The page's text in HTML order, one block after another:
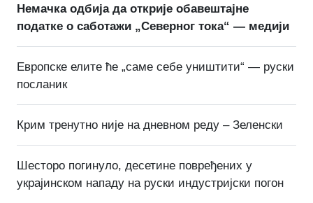
Немачка одбија да открије обавештајне
податке о саботажи „Северног тока“ — медији
Европске елите ће „саме себе уништити“ — руски
посланик
Крим тренутно није на дневном реду – Зеленски
Шесторо погинуло, десетине повређених у
украјинском нападу на руски индустријски погон